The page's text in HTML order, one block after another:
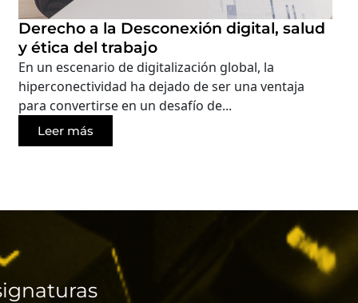
Derecho a la Desconexión digital, salud
y ética del trabajo
En un escenario de digitalización global, la
hiperconectividad ha dejado de ser una ventaja
para convertirse en un desafío de...
Leer más